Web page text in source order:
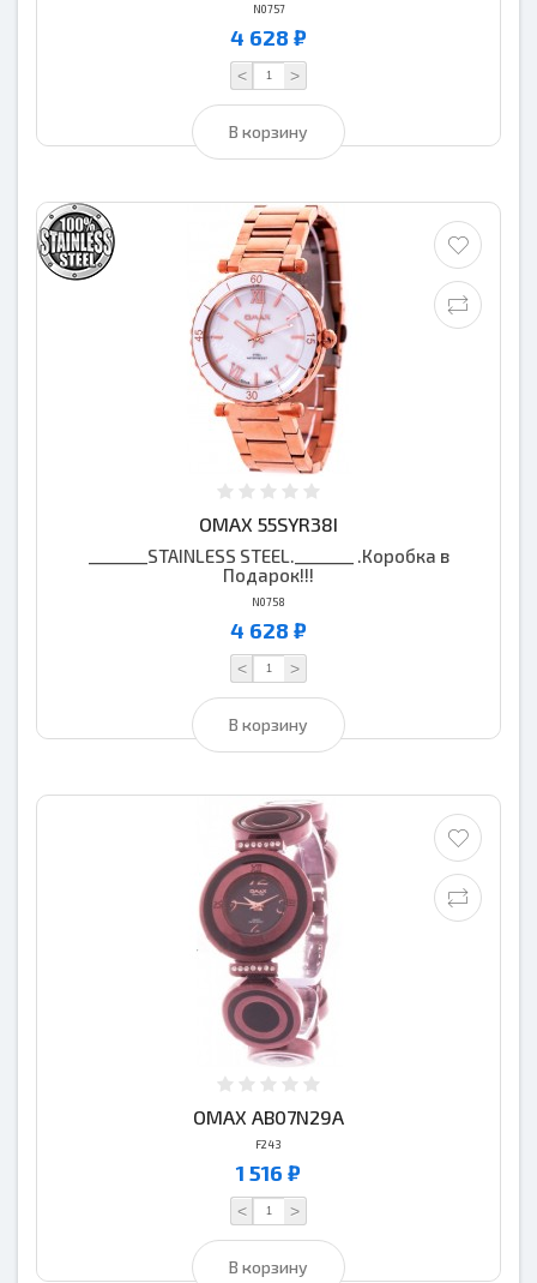
N0757
4 628 ₽
< >
В корзину
OMAX 55SYR38I
_______STAINLESS STEEL._______ .Коробка в
Подарок!!!
N0758
4 628 ₽
< >
В корзину
OMAX AB07N29A
F243
1 516 ₽
< >
В корзину